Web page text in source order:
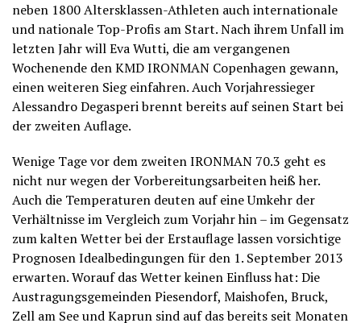
neben 1800 Altersklassen-Athleten auch internationale
und nationale Top-Profis am Start. Nach ihrem Unfall im
letzten Jahr will Eva Wutti, die am vergangenen
Wochenende den KMD IRONMAN Copenhagen gewann,
einen weiteren Sieg einfahren. Auch Vorjahressieger
Alessandro Degasperi brennt bereits auf seinen Start bei
der zweiten Auflage.
Wenige Tage vor dem zweiten IRONMAN 70.3 geht es
nicht nur wegen der Vorbereitungsarbeiten heiß her.
Auch die Temperaturen deuten auf eine Umkehr der
Verhältnisse im Vergleich zum Vorjahr hin – im Gegensatz
zum kalten Wetter bei der Erstauflage lassen vorsichtige
Prognosen Idealbedingungen für den 1. September 2013
erwarten. Worauf das Wetter keinen Einfluss hat: Die
Austragungsgemeinden Piesendorf, Maishofen, Bruck,
Zell am See und Kaprun sind auf das bereits seit Monaten